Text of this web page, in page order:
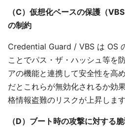
（C）仮想化ベースの保護（
の制約
Credential Guard / VBS は OS
ことでパス・ザ・ハッシュ等を
アの機能と連携して安全性を高
だとこれらが無効化されるか効
格情報盗難のリスクが上昇します
（D）ブート時の攻撃に対する